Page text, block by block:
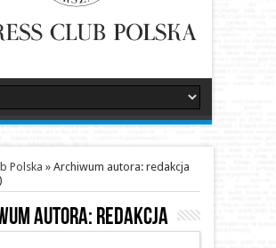
Polska » Archiwum autora: redakcja
autora: redakcja